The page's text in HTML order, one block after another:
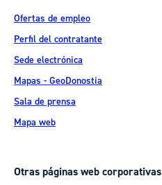
Ofertas de empleo
Perfil del contratante
Sede electrónica
Mapas - GeoDonostia
Sala de prensa
Mapa web
Otras páginas web corporativas